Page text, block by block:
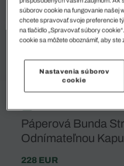
Páperová Bunda
Odnímateľnou
228 EUR
súborov cookie na fungovanie našej
chcete spravovať svoje preferencie
na tlačidlo „Spravovať súbory
cookie sa môžete oboznámiť, aby ste
Nastavenia súborov
cookie